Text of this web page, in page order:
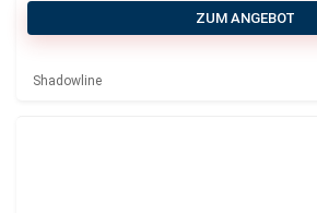
ZUM ANGEBOT
Shadowline